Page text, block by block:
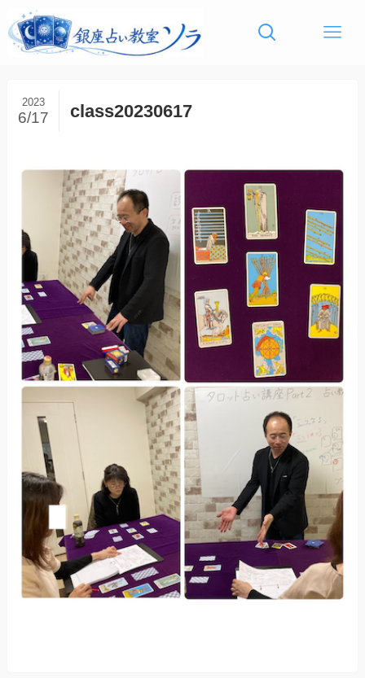
class20230617
2023
6/17